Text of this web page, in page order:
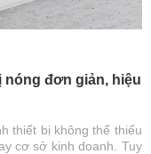
đơn giản, hiệu
thiết bị không thể thiếu
cơ sở kinh doanh. Tuy